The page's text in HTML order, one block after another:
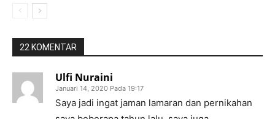
22 KOMENTAR
Ulfi Nuraini
Januari 14, 2020 Pada 19:17
Saya jadi ingat jaman lamaran dan pernikahan